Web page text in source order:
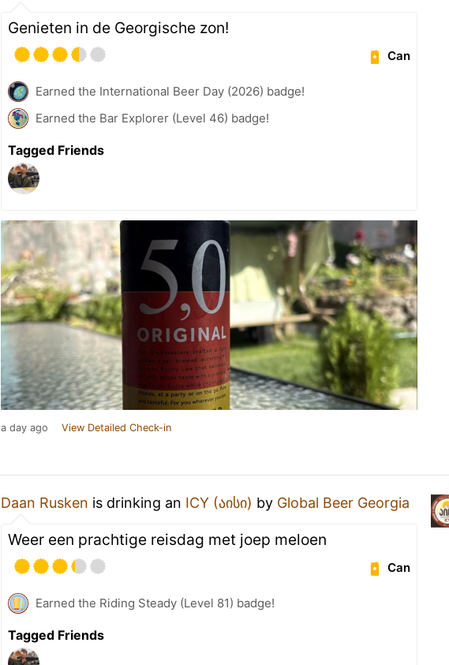
Genieten in de Georgische zon!
Can
Earned the International Beer Day (2026) badge!
Earned the Bar Explorer (Level 46) badge!
Tagged Friends
a day ago View Detailed Check-in
Daan Rusken is drinking an ICY (აისი) by Global Beer Georgia
Weer een prachtige reisdag met joep meloen
Can
Earned the Riding Steady (Level 81) badge!
Tagged Friends